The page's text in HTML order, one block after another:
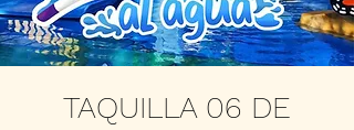
TAQUILLA 06 DE